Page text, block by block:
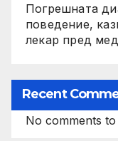
Погрешната
поведение,
лекар пред
Recent
No comments to